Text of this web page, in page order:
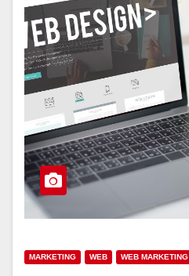
MARKETING WEB WEB MARKETING